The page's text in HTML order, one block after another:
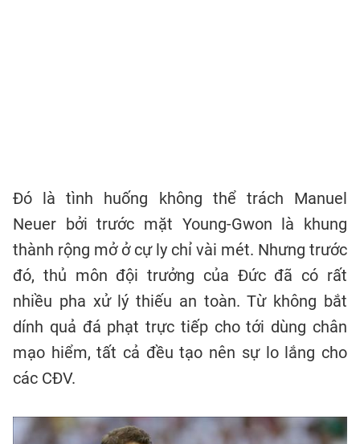
Đó là tình huống không thể trách Manuel
Neuer bởi trước mặt Young-Gwon là khung
thành rộng mở ở cự ly chỉ vài mét. Nhưng trước
đó, thủ môn đội trưởng của Đức đã có rất
nhiều pha xử lý thiếu an toàn. Từ không bắt
dính quả đá phạt trực tiếp cho tới dùng chân
mạo hiểm, tất cả đều tạo nên sự lo lắng cho
các CĐV.